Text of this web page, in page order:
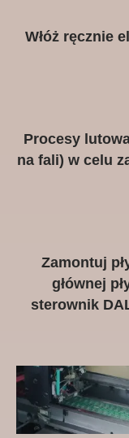
Włóż ręcznie
Procesy
na fali) w celu
Zamontuj
głównej
sterownik